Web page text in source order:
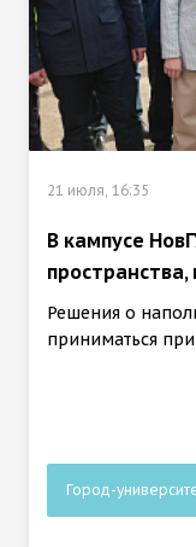
21 июля, 16:35
В кампусе
пространства,
Решения о
приниматься
Город-